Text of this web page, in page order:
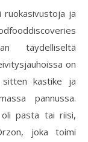
ruokasivustoja ja
täydelliseltä
on
kastike ja
pannussa.
oli pasta tai riisi,
joka toimi